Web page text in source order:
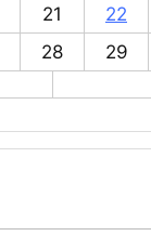
21 22
28 29